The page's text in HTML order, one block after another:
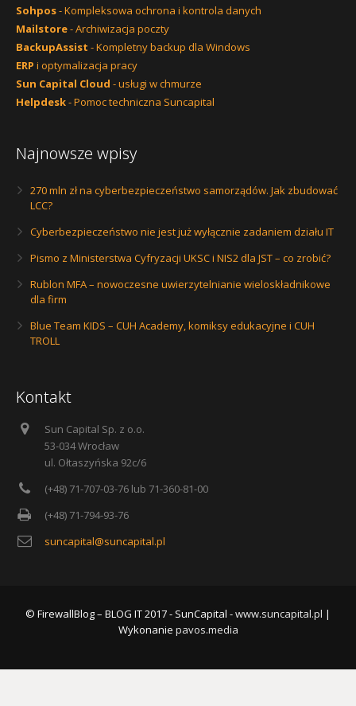
Sohpos- Kompleksowa ochrona i kontrola danych
Mailstore- Archiwizacja poczty
BackupAssist - Kompletny backup dla Windows
ERP i optymalizacja pracy
Sun Capital Cloud - usługi w chmurze
Helpdesk- Pomoc techniczna Suncapital
Najnowsze wpisy
270 mln zł na cyberbezpieczeństwo samorządów. Jak zbudować
LCC?
Cyberbezpieczeństwo nie jest już wyłącznie zadaniem działu IT
Pismo z Ministerstwa Cyfryzacji UKSC i NIS2 dla JST – co zrobić?
Rublon MFA – nowoczesne uwierzytelnianie wieloskładnikowe
dla firm
Blue Team KIDS – CUH Academy, komiksy edukacyjne i CUH
TROLL
Kontakt
Sun Capital Sp. z o.o.
53-034 Wrocław
ul. Ołtaszyńska 92c/6
(+48) 71-707-03-76 lub 71-360-81-00
(+48) 71-794-93-76
suncapital@suncapital.pl
© FirewallBlog – BLOG IT 2017 - SunCapital -www.suncapital.pl |
Wykonanie pavos.media